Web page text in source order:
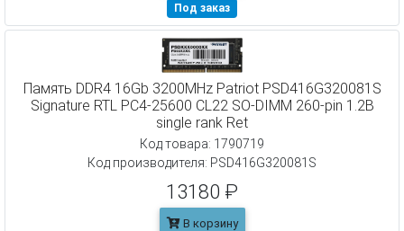
Под заказ
Память DDR4 16Gb 3200MHz Patriot PSD416G320081S
Signature RTL PC4-25600 CL22 SO-DIMM 260-pin 1.2В
single rank Ret
Код товара: 1790719
Код производителя: PSD416G320081S
13180 ₽
В корзину